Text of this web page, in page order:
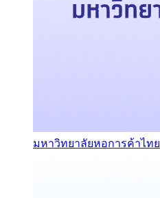
มหาวิทยาลัยหอการค้าไทย